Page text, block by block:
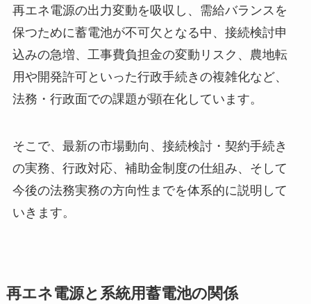
再エネ電源の出力変動を吸収し、需給バランスを
保つために蓄電池が不可欠となる中、接続検討申
込みの急増、工事費負担金の変動リスク、農地転
用や開発許可といった行政手続きの複雑化など、
法務・行政面での課題が顕在化しています。
そこで、最新の市場動向、接続検討・契約手続き
の実務、行政対応、補助金制度の仕組み、そして
今後の法務実務の方向性までを体系的に説明して
いきます。
再エネ電源と系統用蓄電池の関係